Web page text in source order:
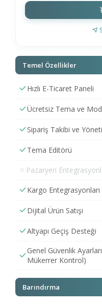
Temel Özellikler
Hızlı E-Ticaret Paneli
Ücretsiz Tema ve
Sipariş Takibi ve
Tema Editörü
Pazaryeri
Kargo Entegrasyonları
Dijital Ürün Satışı
Altyapı Geçiş Desteği
Genel Güvenlik
Mükerrer Kontrol)
Barındırma